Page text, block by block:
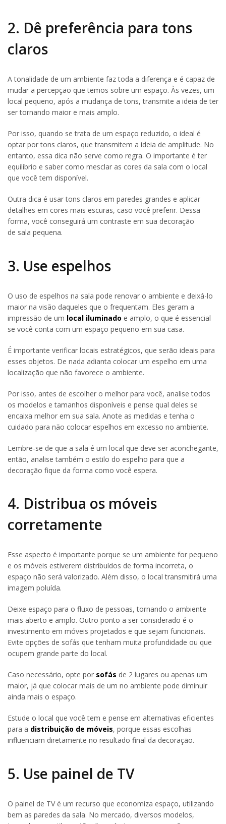
2. Dê preferência para tons
claros
A tonalidade de um ambiente faz toda a diferença e é capaz de
mudar a percepção que temos sobre um espaço. Às vezes, um
local pequeno, após a mudança de tons, transmite a ideia de ter
ser tornando maior e mais amplo.
Por isso, quando se trata de um espaço reduzido, o ideal é
optar por tons claros, que transmitem a ideia de amplitude. No
entanto, essa dica não serve como regra. O importante é ter
equilíbrio e saber como mesclar as cores da sala com o local
que você tem disponível.
Outra dica é usar tons claros em paredes grandes e aplicar
detalhes em cores mais escuras, caso você preferir. Dessa
forma, você conseguirá um contraste em sua decoração
de sala pequena.
3. Use espelhos
O uso de espelhos na sala pode renovar o ambiente e deixá-lo
maior na visão daqueles que o frequentam. Eles geram a
impressão de um local iluminado e amplo, o que é essencial
se você conta com um espaço pequeno em sua casa.
É importante verificar locais estratégicos, que serão ideais para
esses objetos. De nada adianta colocar um espelho em uma
localização que não favorece o ambiente.
Por isso, antes de escolher o melhor para você, analise todos
os modelos e tamanhos disponíveis e pense qual deles se
encaixa melhor em sua sala. Anote as medidas e tenha o
cuidado para não colocar espelhos em excesso no ambiente.
Lembre-se de que a sala é um local que deve ser aconchegante,
então, analise também o estilo do espelho para que a
decoração fique da forma como você espera.
4. Distribua os móveis
corretamente
Esse aspecto é importante porque se um ambiente for pequeno
e os móveis estiverem distribuídos de forma incorreta, o
espaço não será valorizado. Além disso, o local transmitirá uma
imagem poluída.
Deixe espaço para o fluxo de pessoas, tornando o ambiente
mais aberto e amplo. Outro ponto a ser considerado é o
investimento em móveis projetados e que sejam funcionais.
Evite opções de sofás que tenham muita profundidade ou que
ocupem grande parte do local.
Caso necessário, opte por sofás de 2 lugares ou apenas um
maior, já que colocar mais de um no ambiente pode diminuir
ainda mais o espaço.
Estude o local que você tem e pense em alternativas eficientes
para a distribuição de móveis, porque essas escolhas
influenciam diretamente no resultado final da decoração.
5. Use painel de TV
O painel de TV é um recurso que economiza espaço, utilizando
bem as paredes da sala. No mercado, diversos modelos,